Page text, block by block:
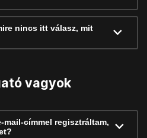
nincs itt válasz, mit
vagyok
címmel regisztráltam,